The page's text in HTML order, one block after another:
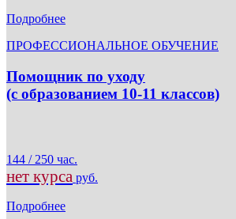
Подробнее
ПРОФЕССИОНАЛЬНОЕ ОБУЧЕНИЕ
Помощник по уходу
(с образованием 10-11 классов)
144 / 250 час.
нет курса руб.
Подробнее